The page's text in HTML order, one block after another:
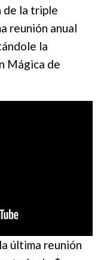
de la triple
reunión anual
la
Mágica de
última reunión